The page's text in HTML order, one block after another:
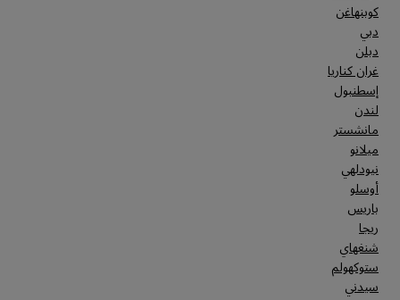
كوبنهاغن
دبي
دبلن
غران كناريا
إسطنبول
لندن
مانشستر
ميلانو
نيودلهي
أوسلو
باريس
ريجا
شنغهاي
ستوكهولم
سيدني